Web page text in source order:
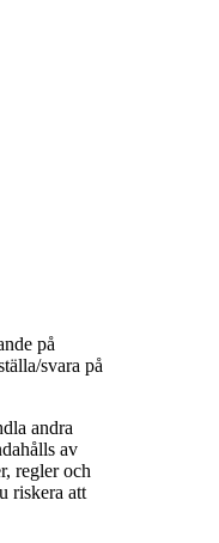
på
svara på
andra
av
regler och
riskera att